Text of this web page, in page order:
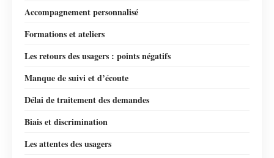
Accompagnement personnalisé
Formations et ateliers
Les retours des usagers : points négatifs
Manque de suivi et d’écoute
Délai de traitement des demandes
Biais et discrimination
Les attentes des usagers